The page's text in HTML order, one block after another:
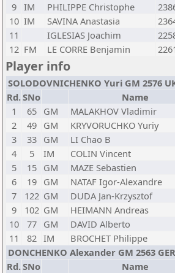
9 IM PHILIPPE Christophe
10 IM SAVINA Anastasia
11
IGLESIAS Joachim
12 FM LE CORRE Benjamin
Player info
SOLODOVNICHENKO Yuri GM 2576
Rd.SNo Name
1
65 GM MALAKHOV Vladimir
2
49 GM KRYVORUCHKO Yuriy
3
33 GM LI Chao B
4
5 IM COLIN Vincent
5
15 GM MAZE Sebastien
6
19 GM NATAF Igor-Alexandre
7
122 GM DUDA Jan-Krzysztof
9
102 GM HEIMANN Andreas
10
77 GM DAVID Alberto
11
82 IM BROCHET Philippe
DONCHENKO Alexander GM 2563
Rd.SNo Name